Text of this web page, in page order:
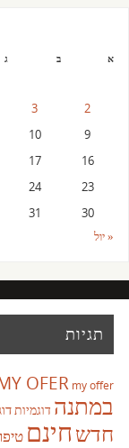
א
ב ג
2
3
9
10
16
17
23
24
30
31
« יול
תגיות
OFER my offer
במתנה דוגמיות
חדשחינם